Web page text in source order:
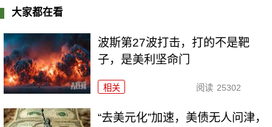
大家都在看
波斯第27波打击，打的不是靶
子，是美利坚命门
相关 阅读 25302
“去美元化”加速，美债无人问津，